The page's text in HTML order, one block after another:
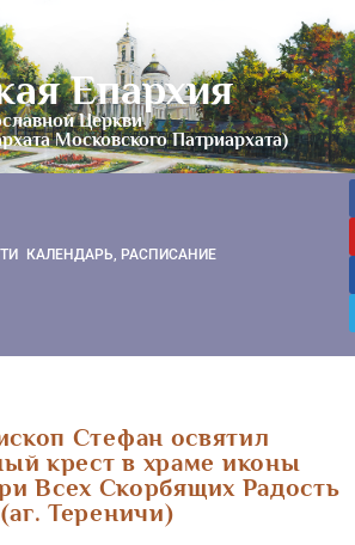
Епархия
Церкви
Московского Патриархата)
КАЛЕНДАРЬ, РАСПИСАНИЕ
Стефан освятил
крест в храме иконы
Всех Скорбящих Радость
(аг. Тереничи)